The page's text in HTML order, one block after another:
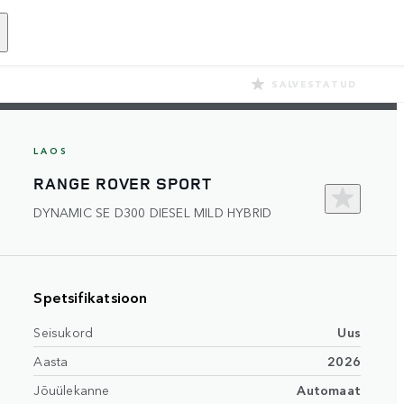
SALVESTATUD
LAOS
RANGE ROVER SPORT
DYNAMIC SE D300 DIESEL MILD HYBRID
Spetsifikatsioon
Seisukord
Uus
Aasta
2026
Jõuülekanne
Automaat